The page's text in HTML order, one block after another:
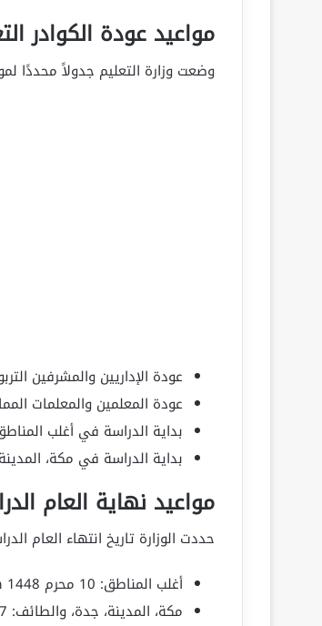
مواعيد عودة الكوادر
وضعت وزارة التعليم جدولاً محددًا
عودة الإداريين والمشرفين التربويين: 18 صفر 1447 هـ (12
عودة المعلمين والمعلمات الممارسين للتدريس: 23
بداية الدراسة في أغلب المناطق: 1 ربيع الأول 1447 هـ (24 أغسطس
بداية الدراسة في مكة، المدينة، جدة، والطائف: 8
مواعيد نهاية العام
حددت الوزارة تاريخ انتهاء العام
أغلب المناطق: 10 محرم 1448 هـ (25 يونيو 2026)
مكة، المدينة، جدة، والطائف: 17 محرم 1448 هـ (2 يوليو 2026)